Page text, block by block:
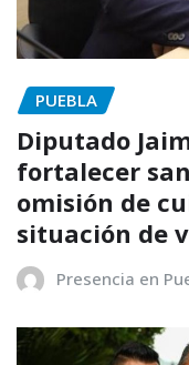
PUEBLA
Diputado
fortalecer
omisión de
situación de
Presencia en